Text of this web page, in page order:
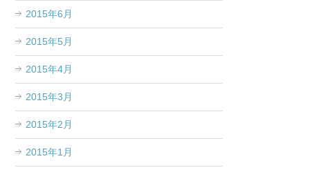
2015年6月
2015年5月
2015年4月
2015年3月
2015年2月
2015年1月